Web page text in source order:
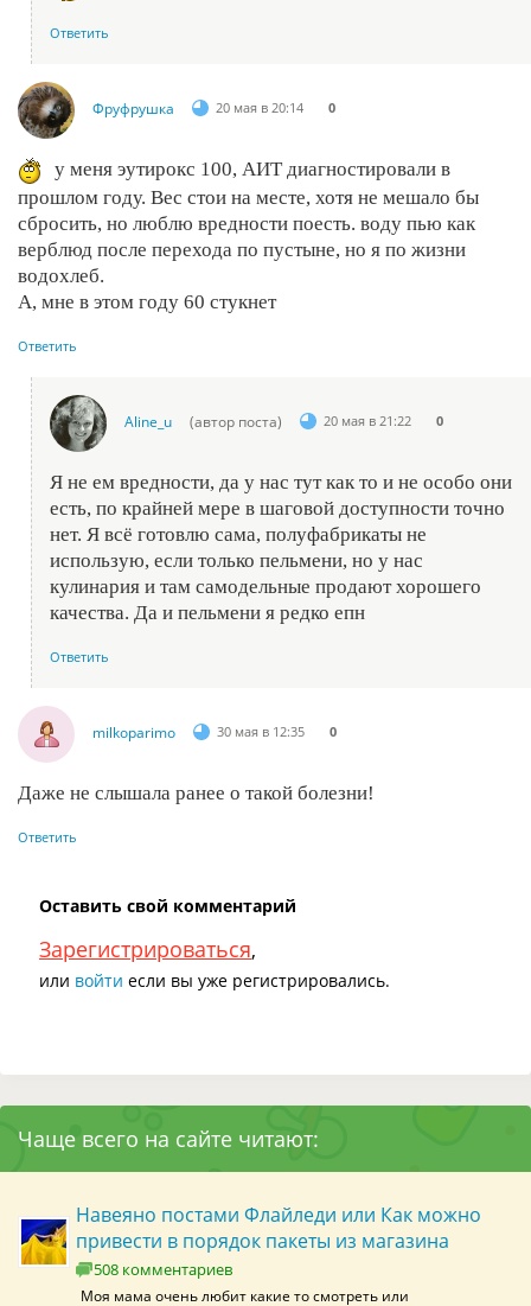
Ответить
Фруфрушка 20 мая в 20:14 0
у меня эутирокс 100, АИТ диагностировали в
прошлом году. Вес стои на месте, хотя не мешало бы
сбросить, но люблю вредности поесть. воду пью как
верблюд после перехода по пустыне, но я по жизни
водохлеб.
А, мне в этом году 60 стукнет
Ответить
Aline_u (автор поста) 20 мая в 21:22 0
Я не ем вредности, да у нас тут как то и не особо они
есть, по крайней мере в шаговой доступности точно
нет. Я всё готовлю сама, полуфабрикаты не
использую, если только пельмени, но у нас
кулинария и там самодельные продают хорошего
качества. Да и пельмени я редко епн
Ответить
milkoparimo 30 мая в 12:35 0
Даже не слышала ранее о такой болезни!
Ответить
Оставить свой комментарий
Зарегистрироваться,
или войти если вы уже регистрировались.
Чаще всего на сайте читают:
Навеяно постами Флайледи или Как можно
привести в порядок пакеты из магазина
508 комментариев
Моя мама очень любит какие то смотреть или